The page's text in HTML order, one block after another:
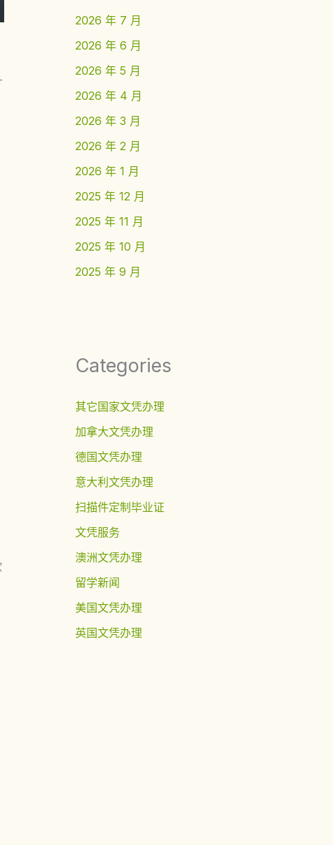
2026 年 7 月
2026 年 6 月
2026 年 5 月
2026 年 4 月
2026 年 3 月
2026 年 2 月
2026 年 1 月
2025 年 12 月
2025 年 11 月
2025 年 10 月
2025 年 9 月
Categories
其它国家文凭办理
加拿大文凭办理
德国文凭办理
意大利文凭办理
扫描件定制毕业证
文凭服务
澳洲文凭办理
留学新闻
美国文凭办理
英国文凭办理